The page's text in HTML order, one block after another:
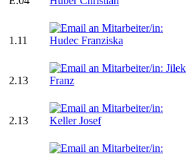
1.11
2.13
2.13